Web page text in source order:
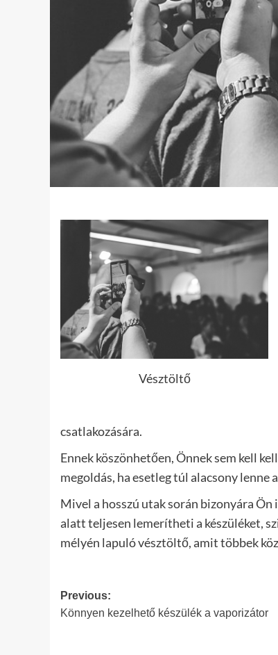
Vésztöltő
csatlakozására.
Ennek köszönhetően, Önnek sem kell
megoldás, ha esetleg túl alacsony lenne
Mivel a hosszú utak során bizonyára
alatt teljesen lemerítheti a készüléket,
mélyén lapuló vésztöltő, amit többek
Post
navigation
Previous:
Könnyen kezelhető készülék a vaporizátor